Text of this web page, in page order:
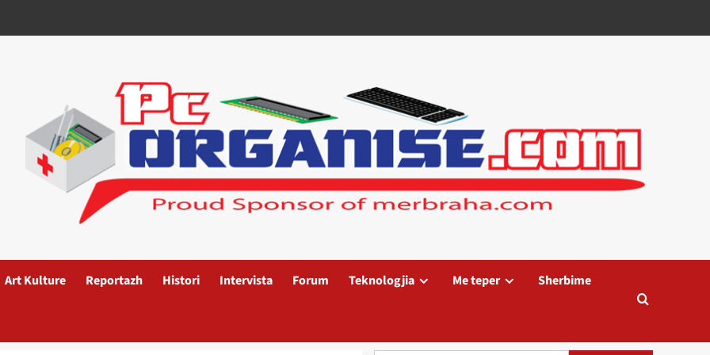
Art Kulture Reportazh Histori Intervista Forum Teknologjia Me teper Sherbime